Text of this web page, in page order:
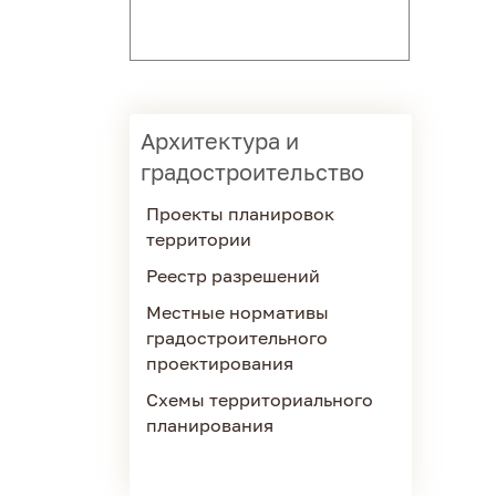
Архитектура и
градостроительство
Проекты планировок
территории
Реестр разрешений
Местные нормативы
градостроительного
проектирования
Схемы территориального
планирования